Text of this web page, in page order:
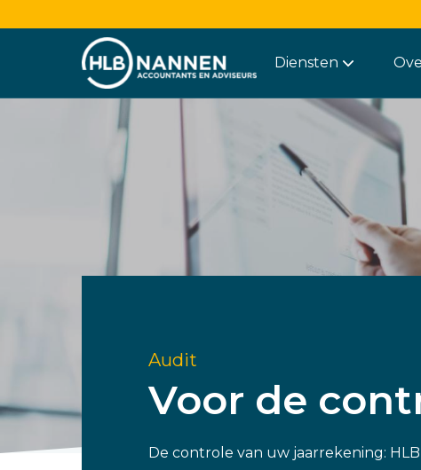
Diensten
Audit
Voor de
De controle van uw jaarrekening: